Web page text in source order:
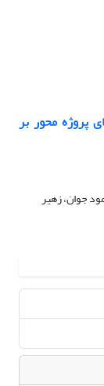
پروژه محور بر
جوان، زهیر